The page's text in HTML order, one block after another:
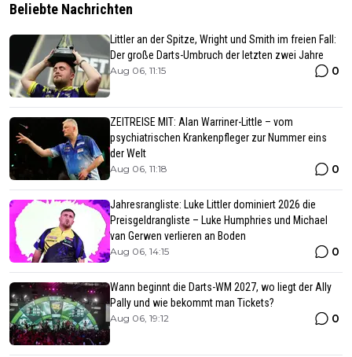
Beliebte Nachrichten
Littler an der Spitze, Wright und Smith im freien Fall:
Der große Darts-Umbruch der letzten zwei Jahre
Aug 06, 11:15 0
ZEITREISE MIT: Alan Warriner-Little – vom
psychiatrischen Krankenpfleger zur Nummer eins
der Welt
Aug 06, 11:18 0
Jahresrangliste: Luke Littler dominiert 2026 die
Preisgeldrangliste – Luke Humphries und Michael
van Gerwen verlieren an Boden
Aug 06, 14:15 0
Wann beginnt die Darts-WM 2027, wo liegt der Ally
Pally und wie bekommt man Tickets?
Aug 06, 19:12 0